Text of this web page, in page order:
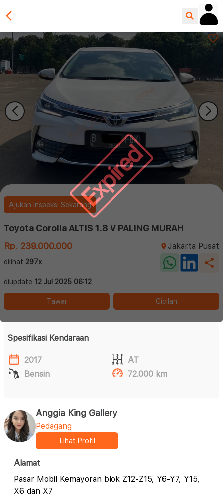
Expired
Ajukan Inspeksi Sekarang
Toyota Corolla ALTIS 1.8 V PALING MURAH
Rp. 239.000.000
Jakarta Pusat
dilihat 297x
diupdate 12 Jul 2025 06:12
Tawar Cicilan
Spesifikasi Kendaraan
2017
AT
Bensin
72.000 km
Anggia King Gallery
Pedagang
Lihat Profil
Alamat
Pasar Mobil Kemayoran blok Z12-Z15, Y6-Y7, Y15,
X6 dan X7